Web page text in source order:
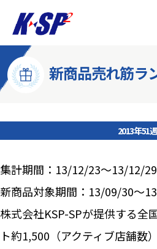
新商品売れ筋ラ
2013年51週
集計期間：13/12/23～13/12/29
新商品対象期間：13/09/30～
株式会社KSP-SPが提供する全
ト約1,500（アクティブ店舗数